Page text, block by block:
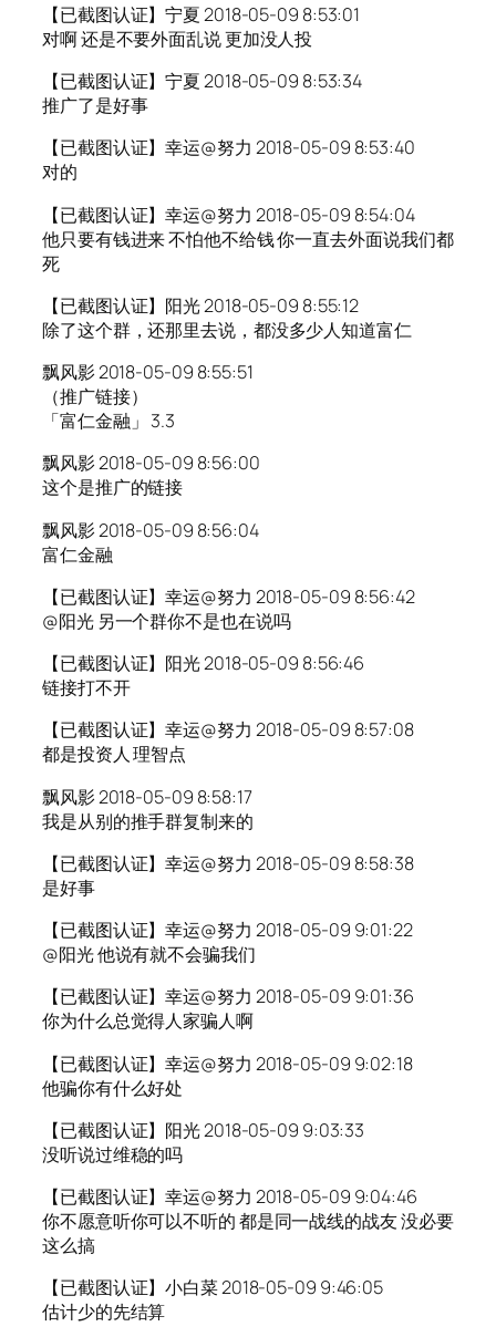
【已截图认证】宁夏 2018-05-09 8:53:01
对啊 还是不要外面乱说 更加没人投
【已截图认证】宁夏 2018-05-09 8:53:34
推广了是好事
【已截图认证】幸运@努力 2018-05-09 8:53:40
对的
【已截图认证】幸运@努力 2018-05-09 8:54:04
他只要有钱进来 不怕他不给钱 你一直去外面说我们都
死
【已截图认证】阳光 2018-05-09 8:55:12
除了这个群，还那里去说，都没多少人知道富仁
飘风影 2018-05-09 8:55:51
（推广链接）
「富仁金融」 3.3
飘风影 2018-05-09 8:56:00
这个是推广的链接
飘风影 2018-05-09 8:56:04
富仁金融
【已截图认证】幸运@努力 2018-05-09 8:56:42
@阳光 另一个群你不是也在说吗
【已截图认证】阳光 2018-05-09 8:56:46
链接打不开
【已截图认证】幸运@努力 2018-05-09 8:57:08
都是投资人 理智点
飘风影 2018-05-09 8:58:17
我是从别的推手群复制来的
【已截图认证】幸运@努力 2018-05-09 8:58:38
是好事
【已截图认证】幸运@努力 2018-05-09 9:01:22
@阳光 他说有就不会骗我们
【已截图认证】幸运@努力 2018-05-09 9:01:36
你为什么总觉得人家骗人啊
【已截图认证】幸运@努力 2018-05-09 9:02:18
他骗你有什么好处
【已截图认证】阳光 2018-05-09 9:03:33
没听说过维稳的吗
【已截图认证】幸运@努力 2018-05-09 9:04:46
你不愿意听你可以不听的 都是同一战线的战友 没必要
这么搞
【已截图认证】小白菜 2018-05-09 9:46:05
估计少的先结算